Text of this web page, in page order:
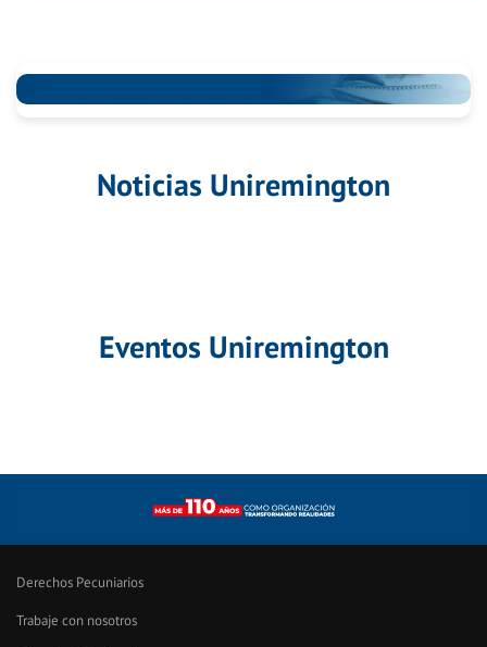
Noticias Uniremington
Eventos Uniremington
Derechos Pecuniarios
Trabaje con nosotros